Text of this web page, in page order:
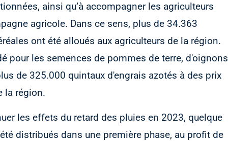
ainsi qu’à accompagner les agriculteurs
agricole. Dans ce sens, plus de 34.363
ont été alloués aux agriculteurs de la région.
pour les semences de pommes de terre, d'oignons
de 325.000 quintaux d'engrais azotés à des prix
la région.
les effets du retard des pluies en 2023, quelque
distribués dans une première phase, au profit de